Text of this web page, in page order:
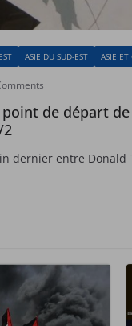
ASIE DU SUD-EST ASIE ET
de départ
2
dernier entre Donald